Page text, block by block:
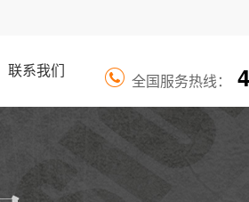
全国服务热线：
联系我们